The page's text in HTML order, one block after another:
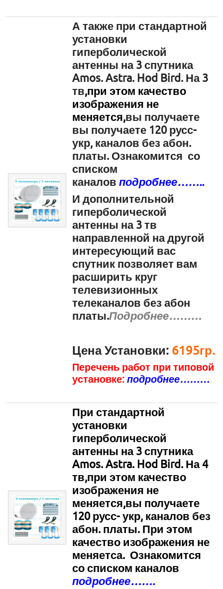
А также при стандартной
установки
гиперболической
антенны на 3 спутника
Amos. Astra. Hod Bird. На 3
тв,при этом качество
изображения не
меняется,вы получаете
вы получаете 120 русс-
укр, каналов без абон.
платы. Ознакомится со
списком
каналов подробнее……..
И дополнительной
гиперболической
антенны на 3 тв
направленной на другой
интересующий вас
спутник позволяет вам
расширить круг
телевизионных
телеканалов без абон
платы.Подробнее………
Цена Установки: 6195гр.
Перечень работ при типовой
установке: подробнее………
При стандартной
установки
гиперболической
антенны на 3 спутника
Amos. Astra. Hod Bird. На 4
тв,при этом качество
изображения не
меняется,вы получаете
120 русс- укр, каналов без
абон. платы. При этом
качество изображения не
меняетса. Ознакомится
со списком каналов
подробнее…….